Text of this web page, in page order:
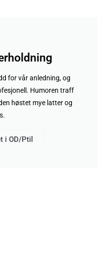
for vår anledning, og
Humoren traff
høstet mye latter og
i OD/Ptil